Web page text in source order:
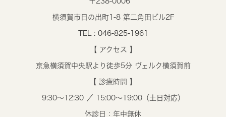
横須賀市日の出町1-8 第二角田ビル2F
TEL : 046-825-1961
【 アクセス 】
京急横須賀中央駅より徒歩5分 ヴェルク横須賀前
【 診療時間 】
9:30～12:30 ／ 15:00～19:00（土日対応）
休診日：年中無休